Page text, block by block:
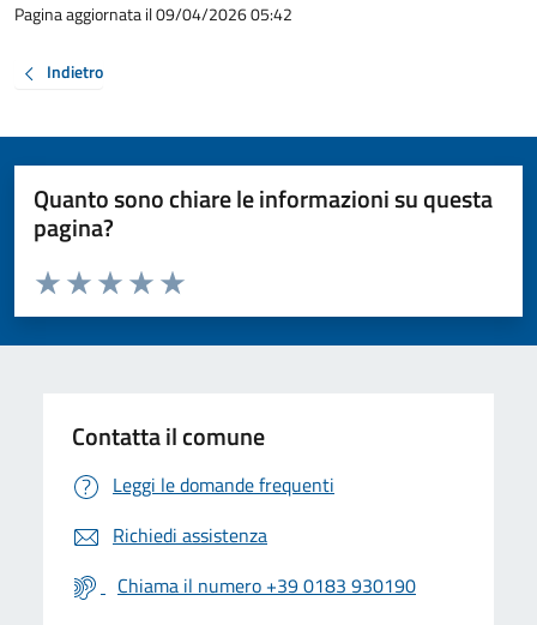
Pagina aggiornata il 09/04/2026 05:42
Indietro
Quanto sono chiare le informazioni su questa
pagina?
Valuta da 1 a 5 stelle la pagina
Valuta 5 stelle su 5
Valuta 4 stelle su 5
Valuta 3 stelle su 5
Valuta 2 stelle su 5
Valuta 1 stelle su 5
Contatta il comune
Leggi le domande frequenti
Richiedi assistenza
Chiama il numero +39 0183 930190